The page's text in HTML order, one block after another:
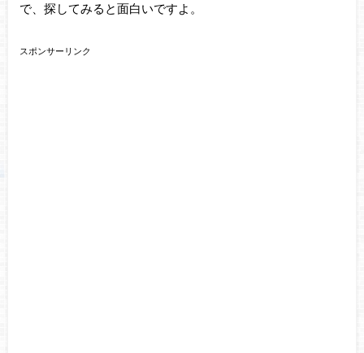
で、探してみると面白いですよ。
スポンサーリンク